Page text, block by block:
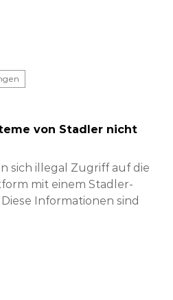
von Stadler nicht
sich illegal Zugriff auf die
mit einem Stadler-
Informationen sind